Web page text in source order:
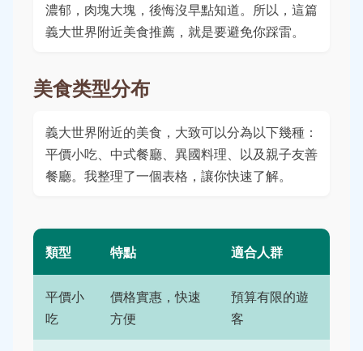
濃郁，肉塊大塊，後悔沒早點知道。所以，這篇
義大世界附近美食推薦，就是要避免你踩雷。
美食类型分布
義大世界附近的美食，大致可以分為以下幾種：
平價小吃、中式餐廳、異國料理、以及親子友善
餐廳。我整理了一個表格，讓你快速了解。
類型 特點 適合人群
平價小
吃
價格實惠，快速
方便
預算有限的遊
客